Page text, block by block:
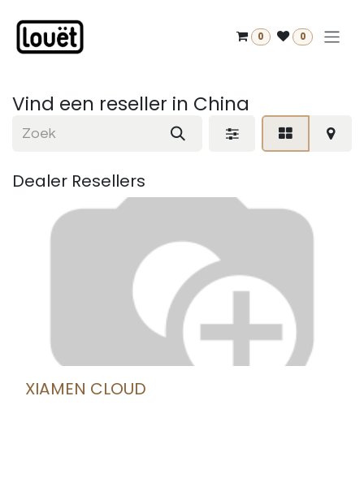
0 0
Vind een reseller in China
Dealer Resellers
XIAMEN CLOUD